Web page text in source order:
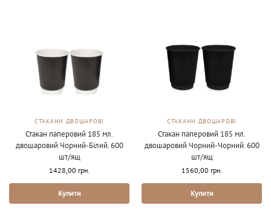
СТАКАНИ ДВОШАРОВІ
Стакан паперовий 185 мл.
двошаровий Чорний-Білий. 600
шт/ящ
1428,00 грн.
Купити
СТАКАНИ ДВОШАРОВІ
Стакан паперовий 185 мл.
двошаровий Чорний-Чорний. 600
шт/ящ
1560,00 грн.
Купити